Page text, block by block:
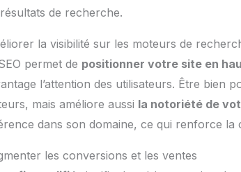
de recherche.
la visibilité sur les moteurs de
permet de positionner votre site en
l’attention des utilisateurs. Être bien
mais améliore aussi la notoriété de
dans son domaine, ce qui renforce la
les conversions et les ventes